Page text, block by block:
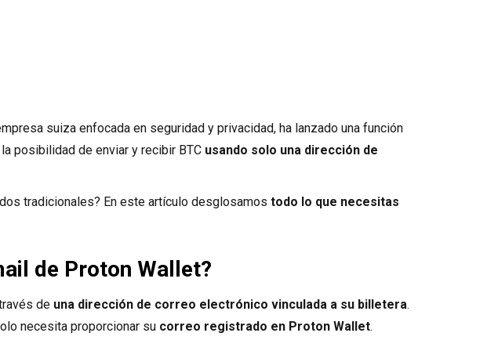
suiza enfocada en seguridad y privacidad, ha lanzado una función
posibilidad de enviar y recibir BTC usando solo una dirección de
tradicionales? En este artículo desglosamos todo lo que necesitas
de Proton Wallet?
de una dirección de correo electrónico vinculada a su billetera.
necesita proporcionar su correo registrado en Proton Wallet.